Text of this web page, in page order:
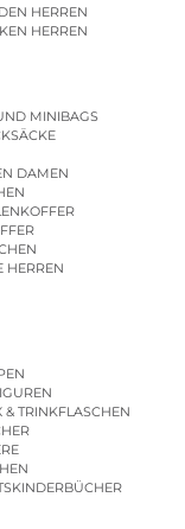
HERREN
HERREN
MINIBAGS
DAMEN
HERREN
& TRINKFLASCHEN